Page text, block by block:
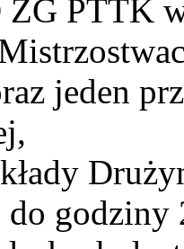
PTTK
jeden
do